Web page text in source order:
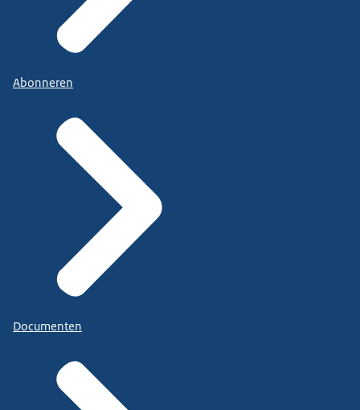
Abonneren
Documenten